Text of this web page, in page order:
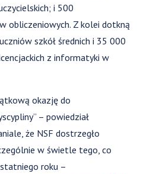
i 500
obliczeniowych. Z kolei dotkną
szkół średnich i 35 000
z informatyki w
okazję do
– powiedział
że NSF dostrzegło
w świetle tego, co
roku –